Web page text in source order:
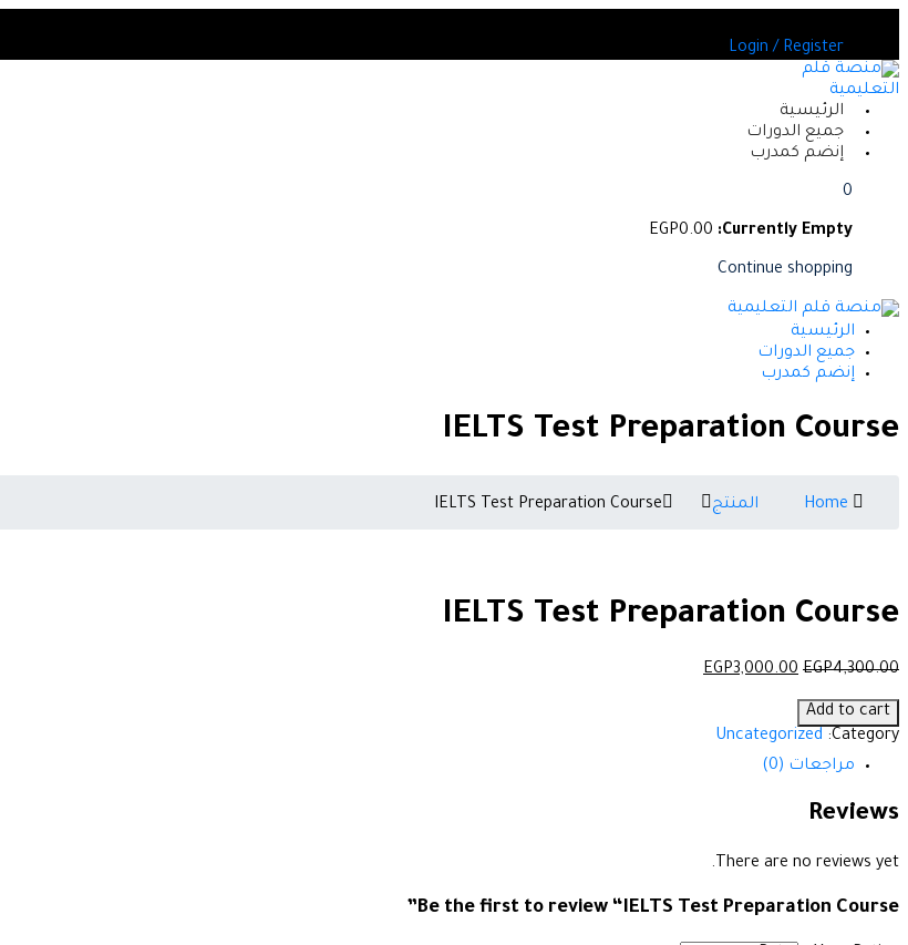
content
Login / Register
الرئيسية
جميع الدورات
إنضم كمدرب
0
Currently Empty:
EGP0.00
Continue shopping
الرئيسية
جميع الدورات
إنضم كمدرب
IELTS Test Preparation Course
Home المنتج IELTS Test Preparation Course
IELTS Test Preparation Course
EGP4,300.00
السعر
EGP4,300.00.
EGP3,000.00
كمية
IELTS
Preparation
Add to cart
Category:
Uncategorized
مراجعات (0)
Reviews
There are no reviews yet.
Be the first to review “IELTS Test Preparation Course”